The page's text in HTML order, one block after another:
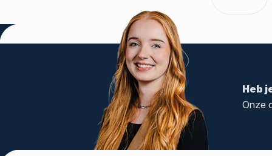
Heb
Onze